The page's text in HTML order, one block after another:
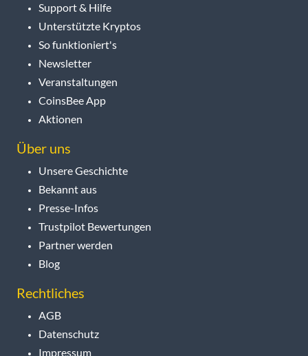
Support & Hilfe
Unterstützte Kryptos
So funktioniert's
Newsletter
Veranstaltungen
CoinsBee App
Aktionen
Über uns
Unsere Geschichte
Bekannt aus
Presse-Infos
Trustpilot Bewertungen
Partner werden
Blog
Rechtliches
AGB
Datenschutz
Impressum